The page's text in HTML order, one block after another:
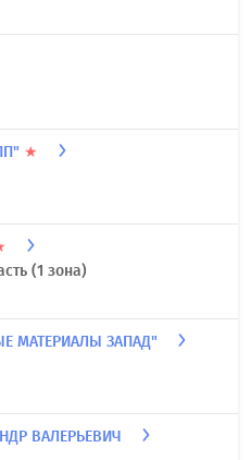
★
(1 зона)
МАТЕРИАЛЫ ЗАПАД"
ВАЛЕРЬЕВИЧ